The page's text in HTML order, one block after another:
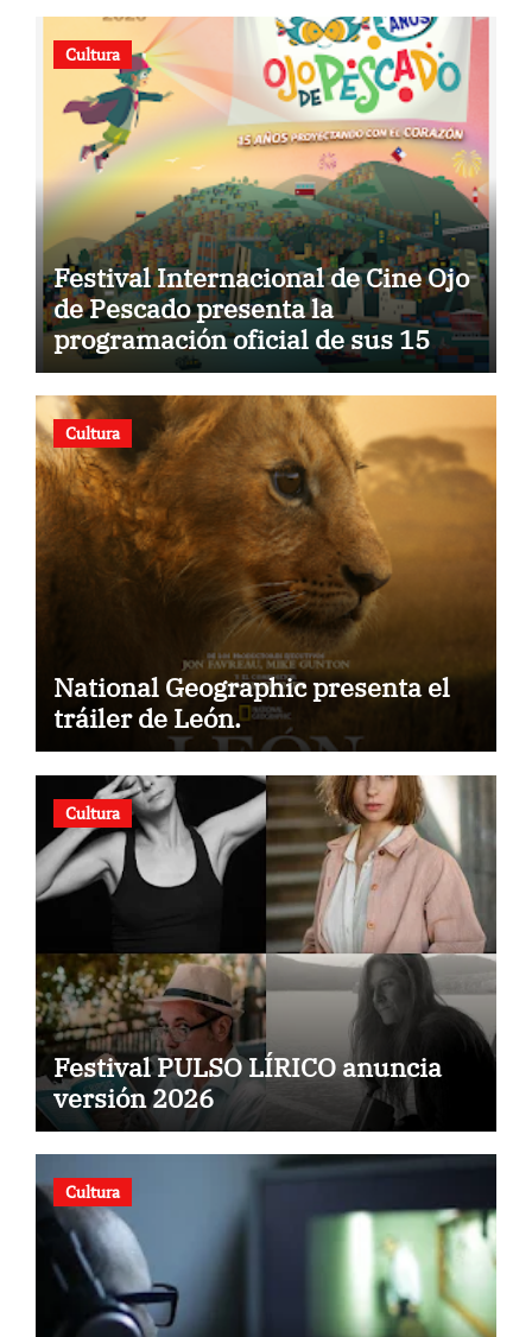
Cultura
Festival Internacional de Cine Ojo
de Pescado presenta la
programación oficial de sus 15
años
Cultura
National Geographic presenta el
tráiler de León.
Cultura
Festival PULSO LÍRICO anuncia
versión 2026
Cultura